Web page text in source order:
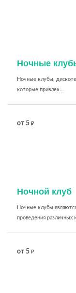
Ночные
Ночные клубы,
которые привлек...
от 5 ₽
Ночной клуб
Ночные клубы
проведения различных
от 5 ₽